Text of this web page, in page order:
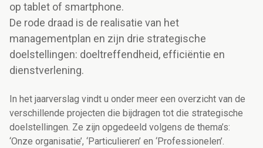
op tablet of smartphone.
De rode draad is de realisatie van het
managementplan en zijn drie strategische
doelstellingen: doeltreffendheid, efficiëntie en
dienstverlening.
In het jaarverslag vindt u onder meer een overzicht van de
verschillende projecten die bijdragen tot die strategische
doelstellingen. Ze zijn opgedeeld volgens de thema’s:
‘Onze organisatie’, ‘Particulieren’ en ‘Professionelen’.